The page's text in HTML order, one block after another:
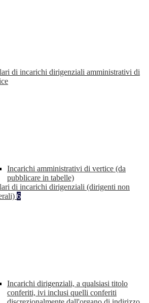
di incarichi dirigenziali amministrativi di
Incarichi amministrativi di vertice (da
pubblicare in tabelle)
di incarichi dirigenziali (dirigenti non
6
Incarichi dirigenziali, a qualsiasi titolo
conferiti, ivi inclusi quelli conferiti